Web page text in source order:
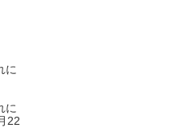
に
に
22